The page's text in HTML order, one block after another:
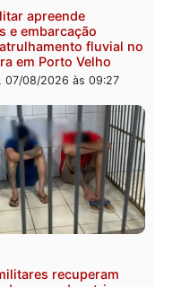
sexta-feira, 07/08/2026 às
Polícia
Polícia Militar apreende
Rio Madeira em Porto